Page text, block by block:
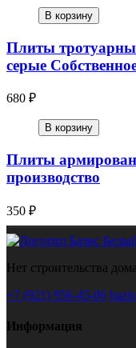
В корзину
Плиты
серые
680 ₽
В корзину
Плиты
производство
350 ₽
Нет строительства
+7 (921) 956-45-06
Информация